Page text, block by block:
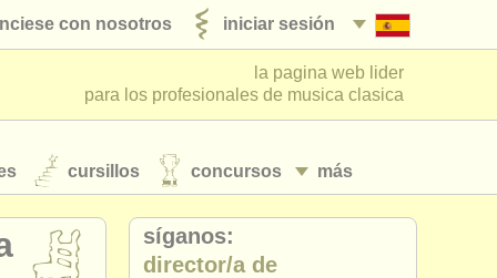
iniciar sesión
con nosotros
la pagina web lider
para los profesionales de musica clasica
más
cursillos concursos
síganos:
director/a de